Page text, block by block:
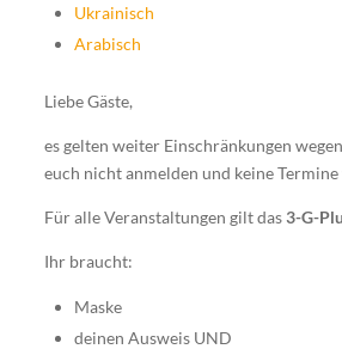
Ukrainisch
Arabisch
Liebe Gäste,
es gelten weiter Einschränkungen
euch nicht anmelden und keine
Für alle Veranstaltungen gilt das3-G-
Ihr braucht:
Maske
deinen Ausweis UND